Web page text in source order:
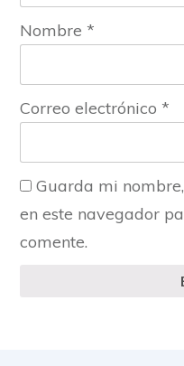
Nombre *
Correo electrónico *
Guarda mi
en este navegador
comente.